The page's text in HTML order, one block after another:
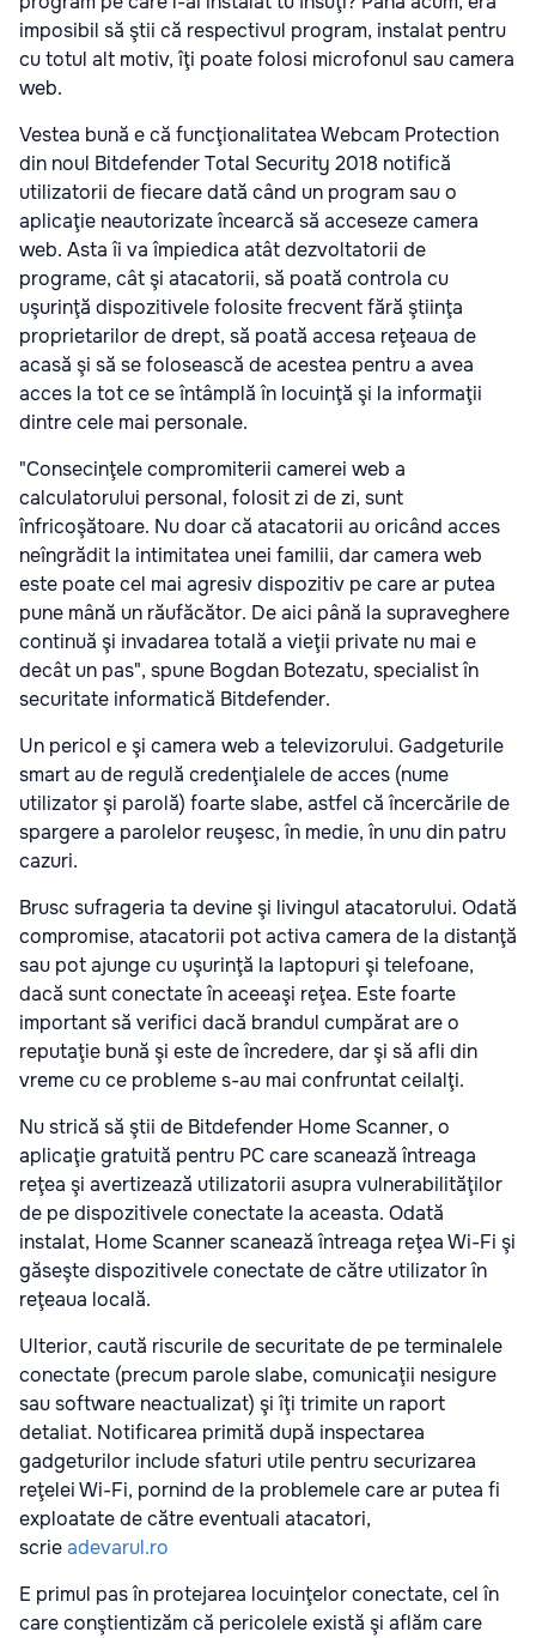
imposibil să ştii că respectivul program, instalat pentru
cu totul alt motiv, îţi poate folosi microfonul sau camera
web.
Vestea bună e că funcţionalitatea Webcam Protection
din noul Bitdefender Total Security 2018 notifică
utilizatorii de fiecare dată când un program sau o
aplicaţie neautorizate încearcă să acceseze camera
web. Asta îi va împiedica atât dezvoltatorii de
programe, cât şi atacatorii, să poată controla cu
uşurinţă dispozitivele folosite frecvent fără ştiinţa
proprietarilor de drept, să poată accesa reţeaua de
acasă şi să se folosească de acestea pentru a avea
acces la tot ce se întâmplă în locuinţă şi la informaţii
dintre cele mai personale.
"Consecinţele compromiterii camerei web a
calculatorului personal, folosit zi de zi, sunt
înfricoşătoare. Nu doar că atacatorii au oricând acces
neîngrădit la intimitatea unei familii, dar camera web
este poate cel mai agresiv dispozitiv pe care ar putea
pune mână un răufăcător. De aici până la supraveghere
continuă şi invadarea totală a vieţii private nu mai e
decât un pas", spune Bogdan Botezatu, specialist în
securitate informatică Bitdefender.
Un pericol e şi camera web a televizorului. Gadgeturile
smart au de regulă credenţialele de acces (nume
utilizator şi parolă) foarte slabe, astfel că încercările de
spargere a parolelor reuşesc, în medie, în unu din patru
cazuri.
Brusc sufrageria ta devine şi livingul atacatorului. Odată
compromise, atacatorii pot activa camera de la distanţă
sau pot ajunge cu uşurinţă la laptopuri şi telefoane,
dacă sunt conectate în aceeaşi reţea. Este foarte
important să verifici dacă brandul cumpărat are o
reputaţie bună şi este de încredere, dar şi să afli din
vreme cu ce probleme s-au mai confruntat ceilalţi.
Nu strică să ştii de Bitdefender Home Scanner, o
aplicaţie gratuită pentru PC care scanează întreaga
reţea şi avertizează utilizatorii asupra vulnerabilităţilor
de pe dispozitivele conectate la aceasta. Odată
instalat, Home Scanner scanează întreaga reţea Wi-Fi şi
găseşte dispozitivele conectate de către utilizator în
reţeaua locală.
Ulterior, caută riscurile de securitate de pe terminalele
conectate (precum parole slabe, comunicaţii nesigure
sau software neactualizat) şi îţi trimite un raport
detaliat. Notificarea primită după inspectarea
gadgeturilor include sfaturi utile pentru securizarea
reţelei Wi-Fi, pornind de la problemele care ar putea fi
exploatate de către eventuali atacatori,
scrieadevarul.ro
E primul pas în protejarea locuinţelor conectate, cel în
care conştientizăm că pericolele există şi aflăm care